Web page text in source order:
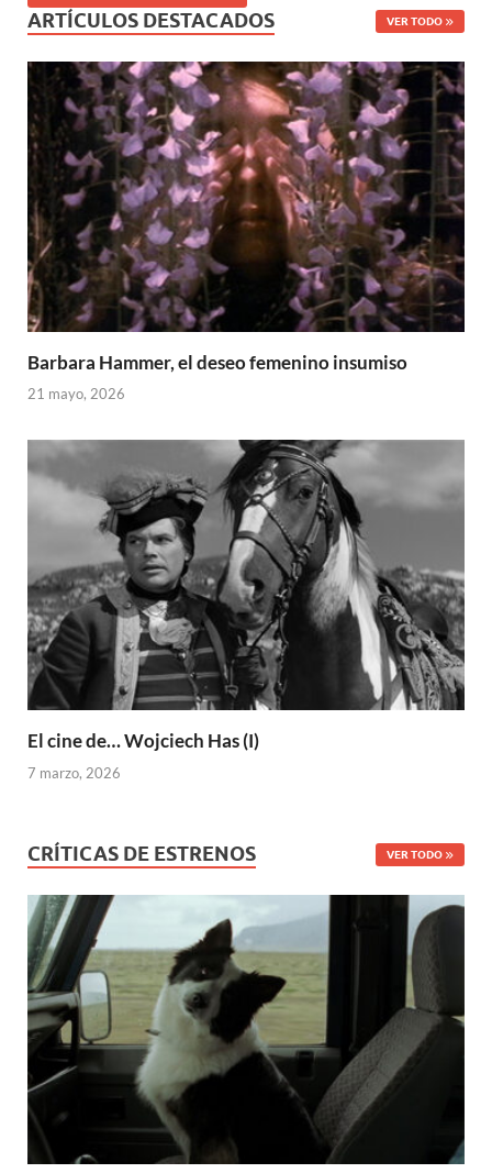
ARTÍCULOS DESTACADOS VER TODO
Barbara Hammer, el deseo femenino insumiso
21 mayo, 2026
El cine de… Wojciech Has (I)
7 marzo, 2026
CRÍTICAS DE ESTRENOS VER TODO